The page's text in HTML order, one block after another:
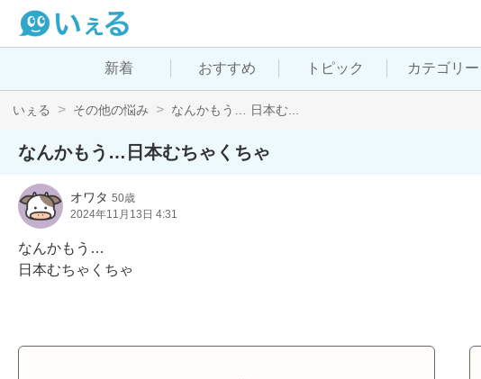
新着 おすすめ トピック カテゴリー
いぇる その他の悩み なんかもう… 日本む...
なんかもう…日本むちゃくちゃ
オワタ 50歳
2024年11月13日 4:31
なんかもう…
日本むちゃくちゃ